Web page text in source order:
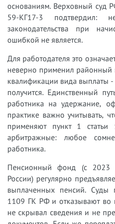
основаниям. Верховный суд
59-КГ17-3 подтвердил:
законодательства при
ошибкой не является.
Для работодателя это
неверно применил
квалификации вида выплаты -
получится. Единственный
работника на удержание,
практике важно учитывать,
применяют пункт 1
арбитражные: любое
работника.
Пенсионный фонд (с
России) регулярно
выплаченных пенсий. Суды
1109 ГК РФ и отказывают во
не скрывал сведения и не